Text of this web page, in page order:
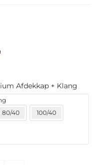
Afdekkap + Klang
80/40 100/40